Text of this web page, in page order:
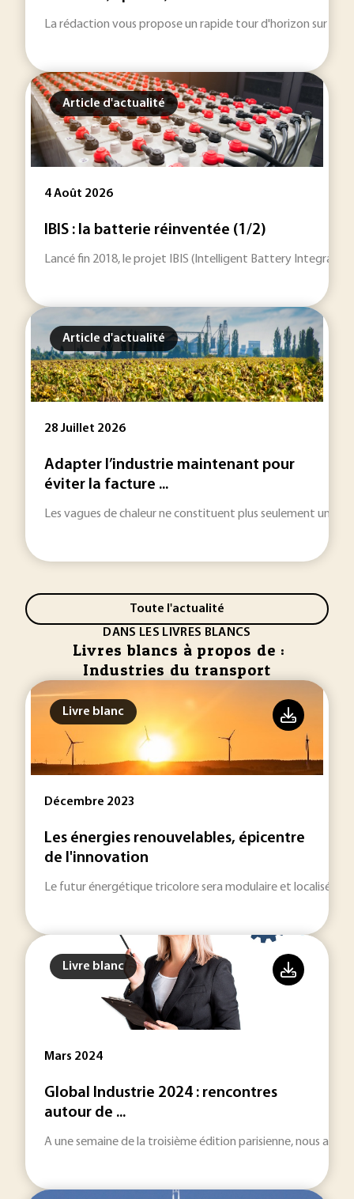
La rédaction vous propose un rapide tour d'horizon sur les
Article d'actualité
4 Août 2026
IBIS : la batterie réinventée (1/2)
Lancé fin 2018, le projet IBIS (Intelligent Battery
Article d'actualité
28 Juillet 2026
Adapter l’industrie maintenant pour
éviter la facture ...
Les vagues de chaleur ne constituent plus seulement une
Toute l'actualité
DANS LES LIVRES BLANCS
Livres blancs à propos de :
Industries du transport
Livre blanc
Décembre 2023
Les énergies renouvelables, épicentre
de l'innovation
Le futur énergétique tricolore sera modulaire et localisé.
Livre blanc
Mars 2024
Global Industrie 2024 : rencontres
autour de ...
A une semaine de la troisième édition parisienne, nous